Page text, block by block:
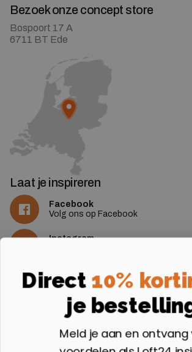
Bezoek onze concept store
Bospoort 17 A
6711 BT Ede
Laat je inspireren
Facebook
Volg ons op Facebook
Instagram
Aangesloten bij
Direct 10%
je
Meld je aan en ontvang